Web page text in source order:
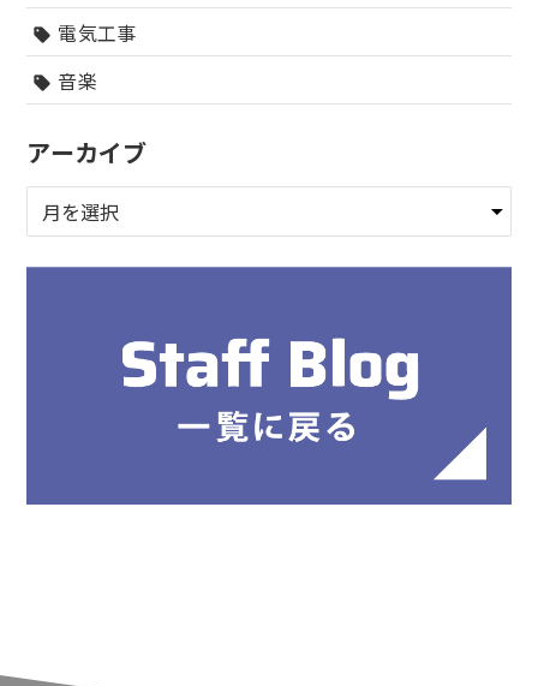
sell 電気工事
sell 音楽
アーカイブ